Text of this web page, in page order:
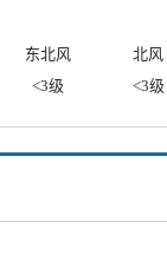
东北风
北风
<3级 <3级